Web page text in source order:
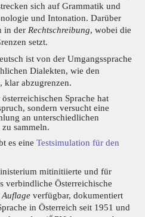
sich auf Grammatik und
und Intonation. Darüber
in der Rechtschreibung, wobei die
setzt.
ist von der Umgangssprache
Dialekten, wie den
klar abzugrenzen.
Sprache hat
sondern versucht eine
an unterschiedlichen
sammeln.
es eine Testsimulation für den
mitinitiierte und für
verbindliche Österreichische
verfügbar, dokumentiert
in Österreich seit 1951 und